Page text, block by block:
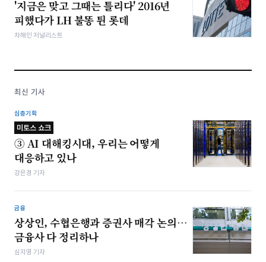
'지금은 맞고 그때는 틀리다' 2016년
피했다가 LH 불똥 튄 롯데
차해인 저널리스트
최신 기사
심층기획
미토스 쇼크
③ AI 대해킹시대, 우리는 어떻게
대응하고 있나
강은경 기자
금융
상상인, 수협은행과 증권사 매각 논의…
금융사 다 정리하나
심지영 기자